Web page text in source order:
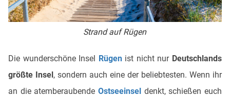
Strand auf Rügen
Die wunderschöne Insel Rügenist nicht nur Deutschlands
größte Insel , sondern auch eine der beliebtesten. Wenn ihr
an die atemberaubende Ostseeinsel denkt, schießen euch